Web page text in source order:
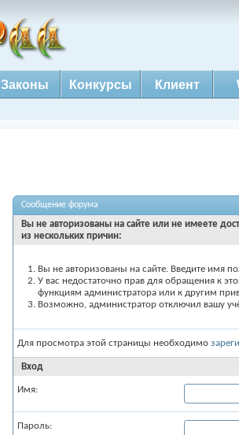
Законы Конкурсы Клиент
Сообщение форума
Вы не авторизованы на сайте или не имеете
из нескольких причин:
Вы не авторизованы на сайте. Введите имя
У вас недостаточно прав для обращения к
функциям администратора или к другим
Возможно, администратор отключил вашу
Для просмотра этой страницы необходимо
Вход
Имя:
Пароль: